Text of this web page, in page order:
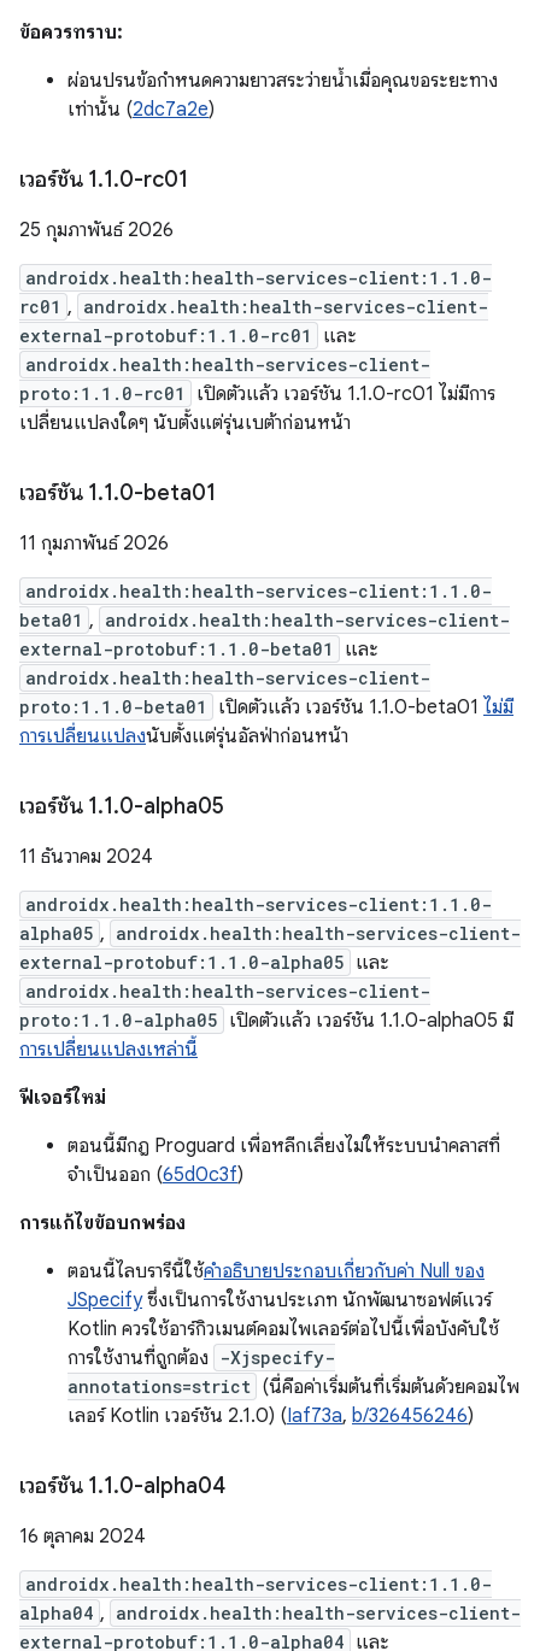
ข้อควรทราบ:
ผ่อนปรนข้อกำหนดความยาวสระว่ายน้ำเมื่อคุณขอระยะทาง
เท่านั้น (2dc7a2e)
เวอร์ชัน 1.1.0-rc01
25 กุมภาพันธ์ 2026
androidx.health:health-services-client:1.1.0-
rc01 , androidx.health:health-services-client-
external-protobuf:1.1.0-rc01
และ
androidx.health:health-services-client-
proto:1.1.0-rc01
เปิดตัวแล้ว เวอร์ชัน 1.1.0-rc01 ไม่มีการ
เปลี่ยนแปลงใดๆ นับตั้งแต่รุ่นเบต้าก่อนหน้า
เวอร์ชัน 1.1.0-beta01
11 กุมภาพันธ์ 2026
androidx.health:health-services-client:1.1.0-
beta01 , androidx.health:health-services-client-
external-protobuf:1.1.0-beta01
และ
androidx.health:health-services-client-
proto:1.1.0-beta01
เปิดตัวแล้ว เวอร์ชัน 1.1.0-beta01 ไม่มี
การเปลี่ยนแปลงนับตั้งแต่รุ่นอัลฟ่าก่อนหน้า
เวอร์ชัน 1.1.0-alpha05
11 ธันวาคม 2024
androidx.health:health-services-client:1.1.0-
alpha05 , androidx.health:health-services-client-
external-protobuf:1.1.0-alpha05 และ
androidx.health:health-services-client-
proto:1.1.0-alpha05 เปิดตัวแล้ว เวอร์ชัน 1.1.0-alpha05 มี
การเปลี่ยนแปลงเหล่านี้
ฟีเจอร์ใหม่
ตอนนี้มีกฎ Proguard เพื่อหลีกเลี่ยงไม่ให้ระบบนำคลาสที่
จำเป็นออก (65d0c3f)
การแก้ไขข้อบกพร่อง
ตอนนี้ไลบรารีนี้ใช้คำอธิบายประกอบเกี่ยวกับค่า Null ของ
JSpecifyซึ่งเป็นการใช้งานประเภท นักพัฒนาซอฟต์แวร์
Kotlin ควรใช้อาร์กิวเมนต์คอมไพเลอร์ต่อไปนี้เพื่อบังคับใช้
การใช้งานที่ถูกต้อง
-Xjspecify-
annotations=strict (นี่คือค่าเริ่มต้นที่เริ่มต้นด้วยคอมไพ
เลอร์ Kotlin เวอร์ชัน 2.1.0) (Iaf73a, b/326456246)
เวอร์ชัน 1.1.0-alpha04
16 ตุลาคม 2024
androidx.health:health-services-client:1.1.0-
alpha04 , androidx.health:health-services-client-
external-protobuf:1.1.0-alpha04 และ